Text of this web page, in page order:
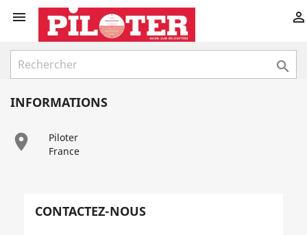
 

INFORMATIONS

Piloter
France
CONTACTEZ-NOUS